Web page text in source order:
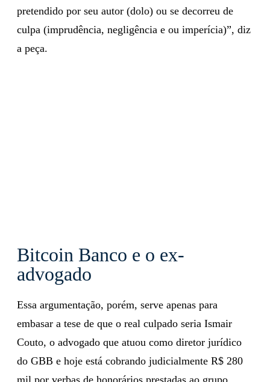
pretendido por seu autor (dolo) ou se decorreu de
culpa (imprudência, negligência e ou imperícia)”, diz
a peça.
Bitcoin Banco e o ex-
advogado
Essa argumentação, porém, serve apenas para
embasar a tese de que o real culpado seria Ismair
Couto, o advogado que atuou como diretor jurídico
do GBB e hoje está cobrando judicialmente R$ 280
mil por verbas de honorários prestadas ao grupo